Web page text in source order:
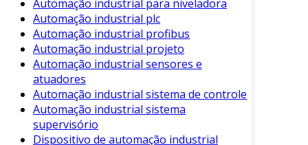
aumentando a eficiência operacional.
Precisão e Qualidade: A automação
garante que os processos sejam
realizados com alta precisão, resultando
em produtos de maior qualidade.
Redução de Custos: Embora o
investimento inicial possa ser alto, a
automação reduz custos operacionais a
Automação industrial para niveladora
Automação industrial plc
Automação industrial profibus
Automação industrial projeto
Automação industrial sensores e
atuadores
Automação industrial sistema de controle
Automação industrial sistema
supervisório
Dispositivo de automação industrial